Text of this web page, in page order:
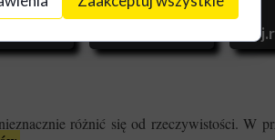
E213
różnić się od rzeczywistości. W